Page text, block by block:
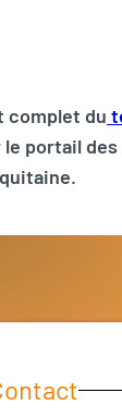
complet du
le portail